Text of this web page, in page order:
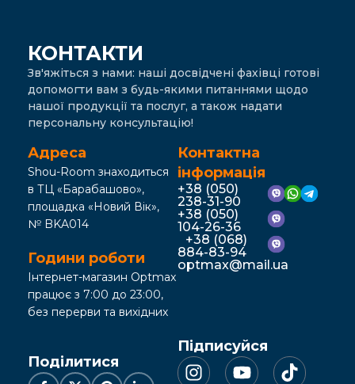
КОНТАКТИ
Зв'яжіться з нами: наші досвідчені фахівці готові
допомогти вам з будь-якими питаннями щодо
нашої продукції та послуг, а також надати
персональну консультацію!
Адреса
Shou-Room знаходиться
в ТЦ «Барабашово»,
площадка «Новий Вік»,
№ BKA014
Години роботи
Інтернет-магазин Optmax
працює з 7:00 до 23:00,
без перерви та вихідних
Контактна
інформація
+38 (050)
238-31-90
+38 (050)
104-26-36
+38 (068)
884-83-94
optmax@mail.ua
Поділитися
Підписуйся